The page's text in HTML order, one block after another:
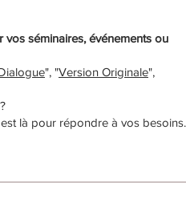
vos séminaires, événements ou
", "Version Originale",
là pour répondre à vos besoins.